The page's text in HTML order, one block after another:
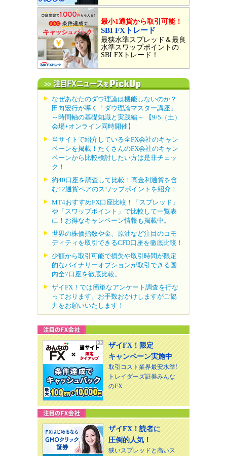
最小1通貨から取引可能！
SBI FXトレード
最狭水準スプレッド＆最良
水準スワップポイントの
SBI FXトレード！
なぜあなたのダウ理論は機能しないのか？
田向宏行が導く「ダウ理論マスター講座」
～時間軸の基礎知識と実践編～ 【9/5（土）
会場+オンライン同時開催】
当サイトで紹介している全FX会社のキャン
ペーンを掲載！たくさんのFX会社のキャン
ペーンから比較検討したい方は是非チェッ
ク！
約40口座を調査して比較！高金利通貨を含
む12通貨ペアのスワップポイントを紹介！
MT4おすすめFX口座比較！「スプレッド」
や「スワップポイント」で比較して一覧表
に！お得なキャンペーン情報も掲載中。
世界の株価指数や金、原油など注目のコモ
ディティを取引できるCFD口座を徹底比較！
少額から取引可能で損失や取引時間が限定
的なバイナリーオプションが取引できる国
内全7口座を徹底比較。
ザイFX！では簡単なアンケート調査を行な
っております。お手数おかけしますがご協
力をお願いいたします！
ザイFX！限定
キャンペーン実施中
取引コスト業界最安水準!
トレイダーズ証券みんな
のFX
ザイFX！読者に
圧倒的人気！
狭いスプレッドと高いス